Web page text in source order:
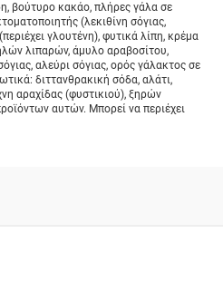
βούτυρο κακάο, πλήρες γάλα σε
(λεκιθίνη σόγιας,
γλουτένη), φυτικά λίπη, κρέμα
λιπαρών, άμυλο αραβοσίτου,
αλεύρι σόγιας, ορός γάλακτος σε
διττανθρακική σόδα, αλάτι,
αραχίδας (φυστικιού), ξηρών
αυτών. Μπορεί να περιέχει